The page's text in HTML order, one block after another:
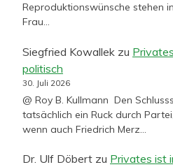
Reproduktionswünsche stehen
Frau…
Siegfried Kowallek zu
politisch
30. Juli 2026
@ Roy B. Kullmann Den
tatsächlich ein Ruck durch
wenn auch Friedrich Merz…
Dr. Ulf Döbert zu Privates ist